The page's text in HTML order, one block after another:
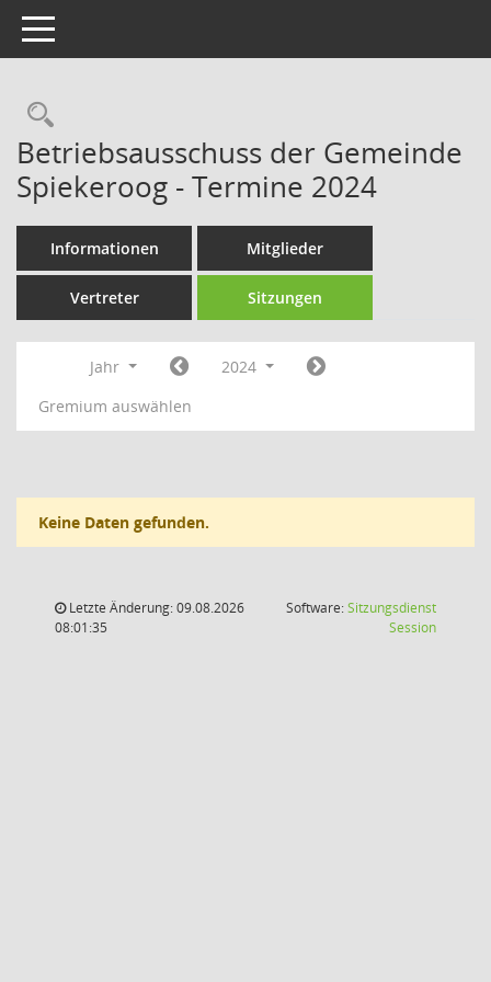
Toggle navigation
Rechercheauswahl
Betriebsausschuss der Gemeinde
Spiekeroog - Termine 2024
Informationen Mitglieder
Vertreter Sitzungen
Jahr
2024
Gremium auswählen
Keine Daten gefunden.
Letzte Änderung: 09.08.2026
08:01:35
Software:Sitzungsdienst
Session(Wird in